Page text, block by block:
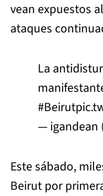
vean expuestos
ataques
La
#Beirut
— igandean
Este sábado,
Beirut por